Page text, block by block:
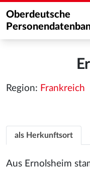
Oberdeutsche
Region: Frankreich
als Herkunftsort
Aus Ernolsheim